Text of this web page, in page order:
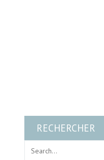
RECHERCHER